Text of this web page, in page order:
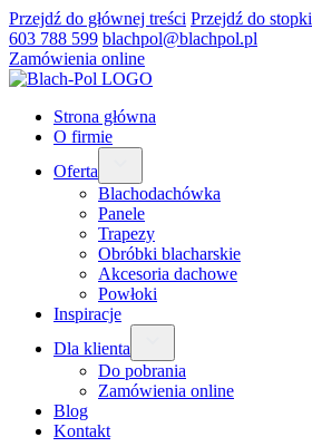
Przejdź do głównej treści Przejdź do stopki
603 788 599 blachpol@blachpol.pl
Zamówienia online
Strona główna
O firmie
Oferta
Blachodachówka
Panele
Trapezy
Obróbki blacharskie
Akcesoria dachowe
Powłoki
Inspiracje
Dla klienta
Do pobrania
Zamówienia online
Blog
Kontakt